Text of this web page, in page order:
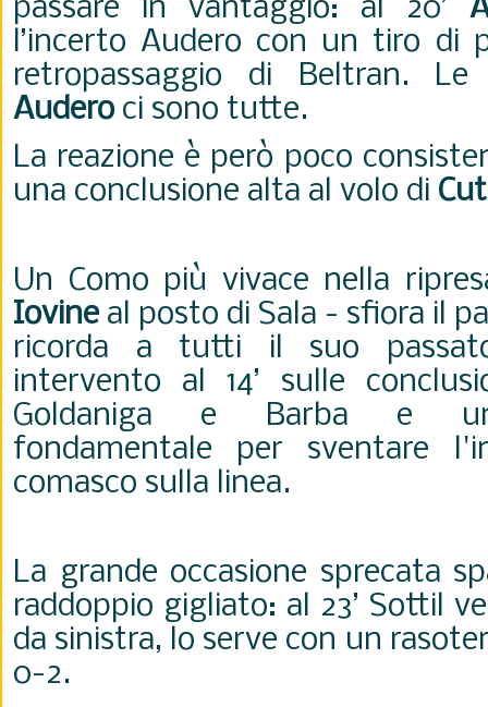
passare in vantaggio: al 20’
l’incerto Audero con un tiro di
retropassaggio di Beltran. Le
Auderoci sono tutte.
La reazione è però poco
una conclusione alta al volo di
Un Como più vivace nella
Iovineal posto di Sala - sfiora il
ricorda a tutti il suo
intervento al 14’ sulle
Goldaniga e Barba e
fondamentale per sventare
comasco sulla linea.
La grande occasione sprecata
raddoppio gigliato: al 23’ Sottil
da sinistra, lo serve con un
0-2.